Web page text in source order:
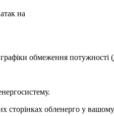
на
графіки обмеження
сторінках обленерго у